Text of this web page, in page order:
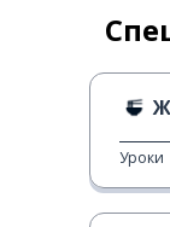
Уроки